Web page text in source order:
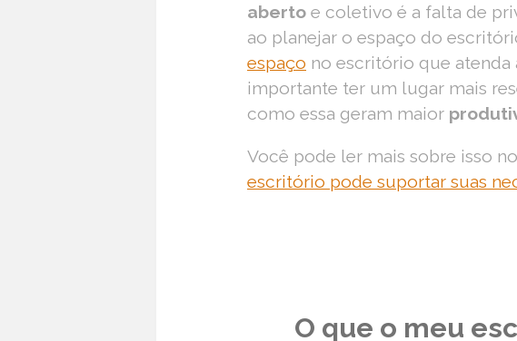
aberto e coletivo é a falta de
ao planejar o espaço do
espaço no escritório que atenda
importante ter um lugar mais
como essa geram maior
Você pode ler mais sobre isso
escritório pode suportar suas
O que o meu